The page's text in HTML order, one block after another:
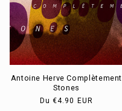
i
o
n
:
Antoine Herve Complètement
Stones
Prix
Du€4.90 EUR